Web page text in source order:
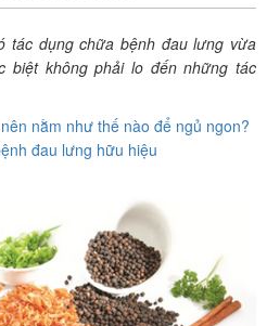
tác dụng chữa bệnh đau lưng vừa
biệt không phải lo đến những tác
nằm như thế nào để ngủ ngon?
đau lưng hữu hiệu